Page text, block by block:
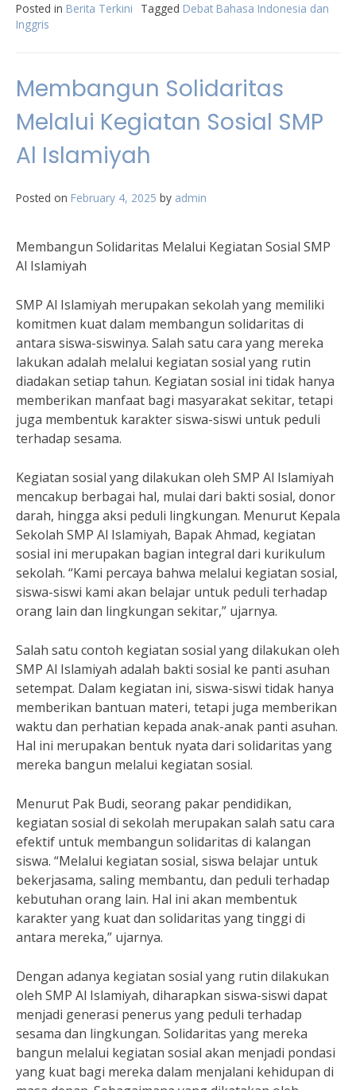
Posted in Berita Terkini Tagged Debat Bahasa Indonesia dan
Inggris
Membangun Solidaritas
Melalui Kegiatan Sosial SMP
Al Islamiyah
Posted on February 4, 2025 by admin
Membangun Solidaritas Melalui Kegiatan Sosial SMP
Al Islamiyah
SMP Al Islamiyah merupakan sekolah yang memiliki
komitmen kuat dalam membangun solidaritas di
antara siswa-siswinya. Salah satu cara yang mereka
lakukan adalah melalui kegiatan sosial yang rutin
diadakan setiap tahun. Kegiatan sosial ini tidak hanya
memberikan manfaat bagi masyarakat sekitar, tetapi
juga membentuk karakter siswa-siswi untuk peduli
terhadap sesama.
Kegiatan sosial yang dilakukan oleh SMP Al Islamiyah
mencakup berbagai hal, mulai dari bakti sosial, donor
darah, hingga aksi peduli lingkungan. Menurut Kepala
Sekolah SMP Al Islamiyah, Bapak Ahmad, kegiatan
sosial ini merupakan bagian integral dari kurikulum
sekolah. “Kami percaya bahwa melalui kegiatan sosial,
siswa-siswi kami akan belajar untuk peduli terhadap
orang lain dan lingkungan sekitar,” ujarnya.
Salah satu contoh kegiatan sosial yang dilakukan oleh
SMP Al Islamiyah adalah bakti sosial ke panti asuhan
setempat. Dalam kegiatan ini, siswa-siswi tidak hanya
memberikan bantuan materi, tetapi juga memberikan
waktu dan perhatian kepada anak-anak panti asuhan.
Hal ini merupakan bentuk nyata dari solidaritas yang
mereka bangun melalui kegiatan sosial.
Menurut Pak Budi, seorang pakar pendidikan,
kegiatan sosial di sekolah merupakan salah satu cara
efektif untuk membangun solidaritas di kalangan
siswa. “Melalui kegiatan sosial, siswa belajar untuk
bekerjasama, saling membantu, dan peduli terhadap
kebutuhan orang lain. Hal ini akan membentuk
karakter yang kuat dan solidaritas yang tinggi di
antara mereka,” ujarnya.
Dengan adanya kegiatan sosial yang rutin dilakukan
oleh SMP Al Islamiyah, diharapkan siswa-siswi dapat
menjadi generasi penerus yang peduli terhadap
sesama dan lingkungan. Solidaritas yang mereka
bangun melalui kegiatan sosial akan menjadi pondasi
yang kuat bagi mereka dalam menjalani kehidupan di